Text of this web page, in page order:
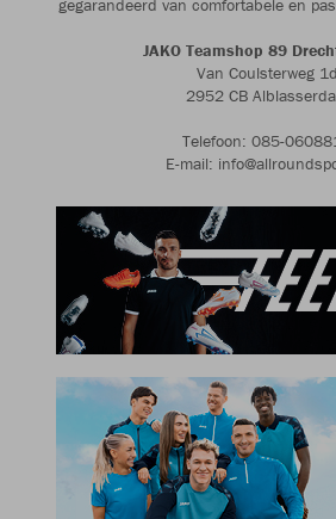
gegarandeerd van comfortabele en
JAKO Teamshop 89
Van Coulsterweg 1d
2952 CB
Telefoon: 085-
E-mail: